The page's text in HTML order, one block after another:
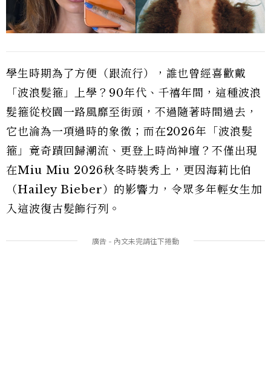
學生時期為了方便（跟流行），誰也曾經喜歡戴
「波浪髮箍」上學？90年代、千禧年間，這種波浪
髮箍從校園一路風靡至街頭，不過隨著時間過去，
它也淪為一項過時的象徵；而在2026年「波浪髮
箍」竟奇蹟回歸潮流、更登上時尚神壇？不僅出現
在Miu Miu 2026秋冬時裝秀上，更因海莉比伯
（Hailey Bieber）的影響力，令眾多年輕女生加
入這波復古髮飾行列。